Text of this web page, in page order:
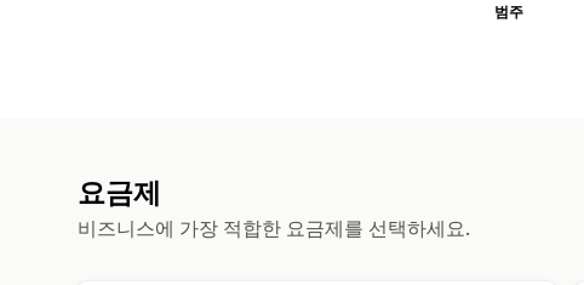
범주
요금제
비즈니스에 가장 적합한 요금제를 선택하세요.